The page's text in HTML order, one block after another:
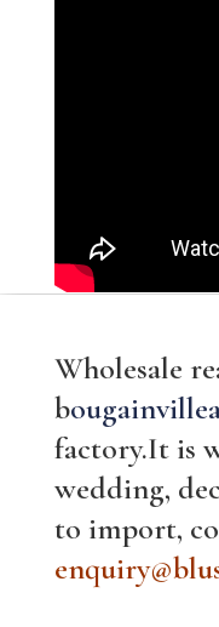
Wholesale
b
factory.It is
wedding,
to import,